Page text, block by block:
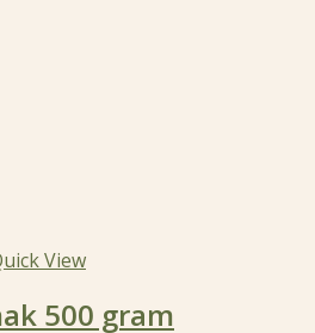
View
500 gram